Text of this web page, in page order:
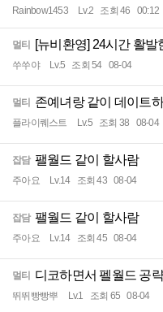
Rainbow1453 Lv.2 조회 46 00:12
멀티 [뉴비환영] 24시간 활
쑤쑤야 Lv.5 조회 54 08-04
멀티 존예녀랑 같이 데이트
플라이퀘스트 Lv.5 조회 38 08-04
잡담 팰월드 같이 할사람
주아요 Lv.14 조회 43 08-04
잡담 팰월드 같이 할사람
주아요 Lv.14 조회 45 08-04
멀티 디코하면서 펠월드 공
뛰뛰빵빵뿌 Lv.1 조회 65 08-04